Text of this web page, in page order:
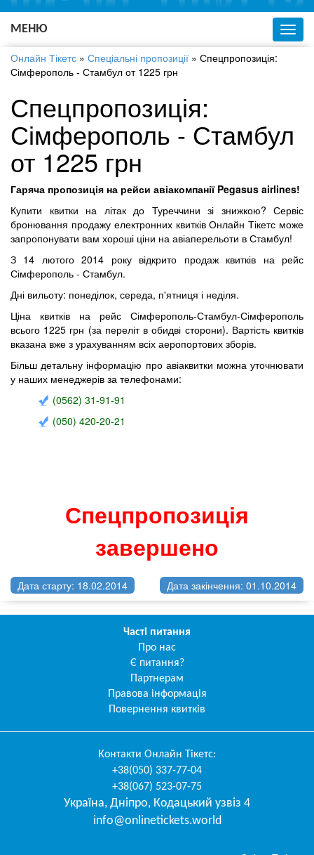
Українська
МЕНЮ
Онлайн Тікетс » Спеціальні пропозиції » Спецпропозиція:
Сімферополь - Стамбул от 1225 грн
Спецпропозиція:
Сімферополь - Стамбул
от 1225 грн
Гаряча пропозиція на рейси авіакомпанії Pegasus airlines!
Купити квитки на літак до Туреччини зі знижкою? Сервіс
бронювання продажу електронних квитків Онлайн Тікетс може
запропонувати вам хороші ціни на авіаперельоти в Стамбул!
З 14 лютого 2014 року відкрито продаж квитків на рейс
Сімферополь - Стамбул.
Дні вильоту: понеділок, середа, п'ятниця і неділя.
Ціна квитків на рейс Сімферополь-Стамбул-Сімферополь
всього 1225 грн (за переліт в обидві сторони). Вартість квитків
вказана вже з урахуванням всіх аеропортових зборів.
Більш детальну інформацію про авіаквитки можна уточнювати
у наших менеджерів за телефонами:
(0562) 31-91-91
(050) 420-20-21
Спецпропозиція
завершено
Дата старту: 18.02.2014 Дата закінчення: 01.10.2014
Часті питання
Про нас
Є питання?
Партнерам
Правова інформація
Повернення квитків
Контакти Онлайн Тікетс:
+38(050) 337-77-04
+38(067) 523-07-75
Україна, Дніпро, Кодацький узвіз 4
info@onlinetickets.world